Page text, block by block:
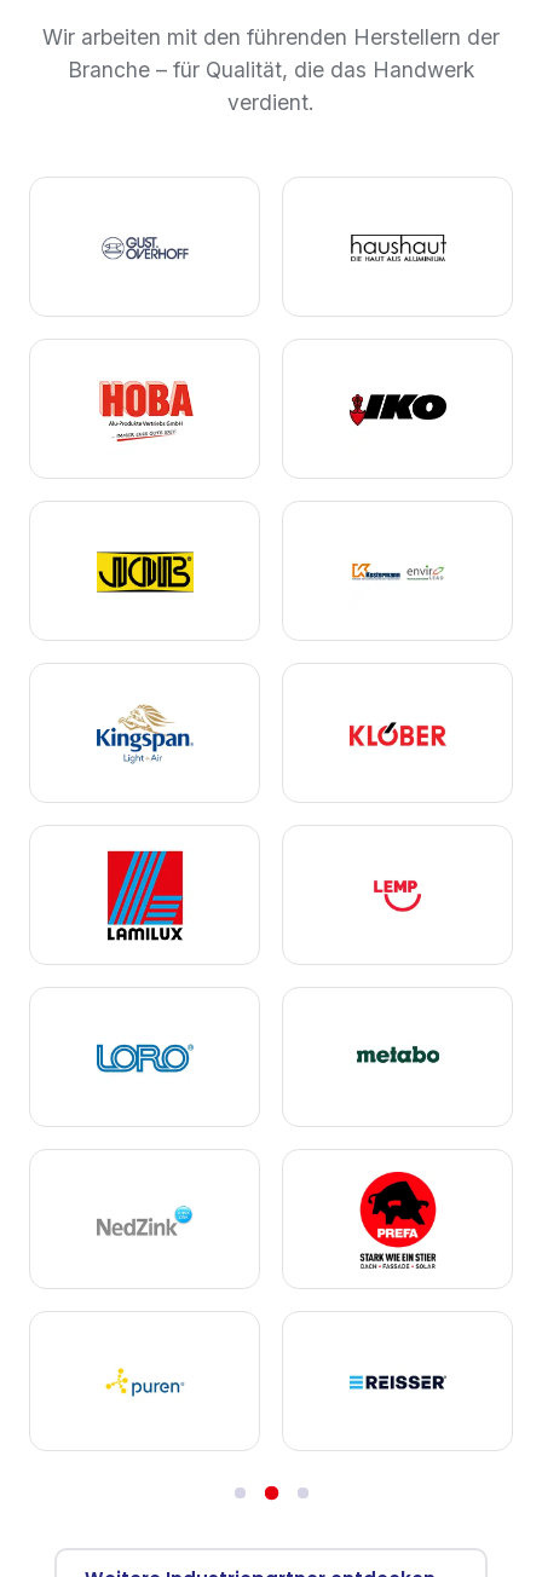
Wir arbeiten mit den führenden Herstellern der
Branche – für Qualität, die das Handwerk
verdient.